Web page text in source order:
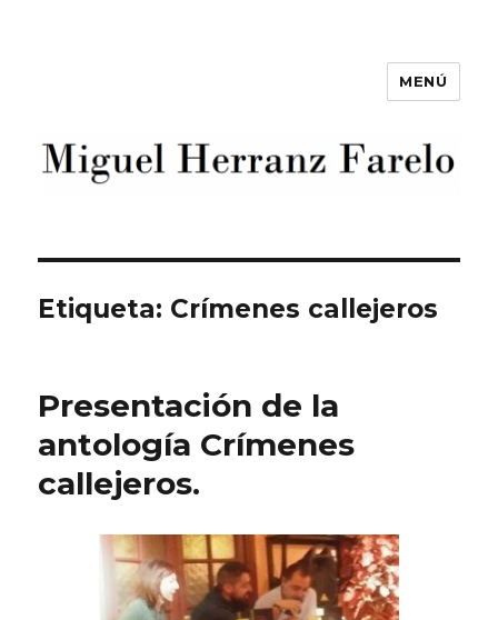
MENÚ
Etiqueta: Crímenes callejeros
Presentación de la
antología Crímenes
callejeros.